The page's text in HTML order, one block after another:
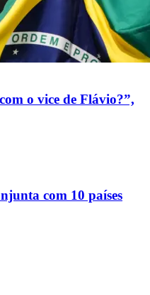
o vice de Flávio?”,
com 10 países